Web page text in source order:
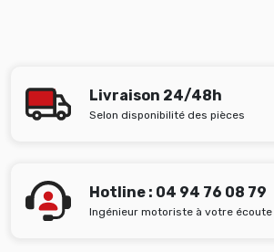
Livraison 24/48h
Selon disponibilité des pièces
Hotline : 04 94 76 08 79
Ingénieur motoriste à votre écoute